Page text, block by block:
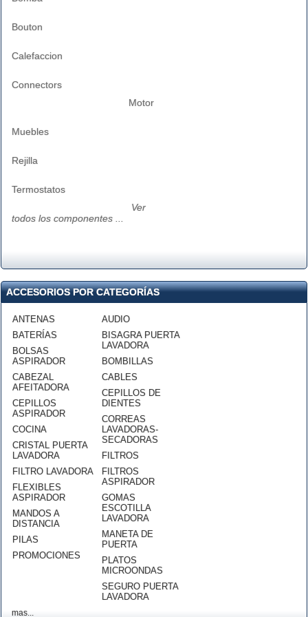
Bouton
Calefaccion
Connectors
Motor
Muebles
Rejilla
Termostatos
Ver
todos los componentes ...
ACCESORIOS POR CATEGORÍAS
ANTENAS
BATERÍAS
BOLSAS
ASPIRADOR
CABEZAL
AFEITADORA
CEPILLOS
ASPIRADOR
COCINA
CRISTAL PUERTA
LAVADORA
FILTRO LAVADORA
FLEXIBLES
ASPIRADOR
MANDOS A
DISTANCIA
PILAS
PROMOCIONES
AUDIO
BISAGRA PUERTA
LAVADORA
BOMBILLAS
CABLES
CEPILLOS DE
DIENTES
CORREAS
LAVADORAS-
SECADORAS
FILTROS
FILTROS
ASPIRADOR
GOMAS
ESCOTILLA
LAVADORA
MANETA DE
PUERTA
PLATOS
MICROONDAS
SEGURO PUERTA
LAVADORA
mas...